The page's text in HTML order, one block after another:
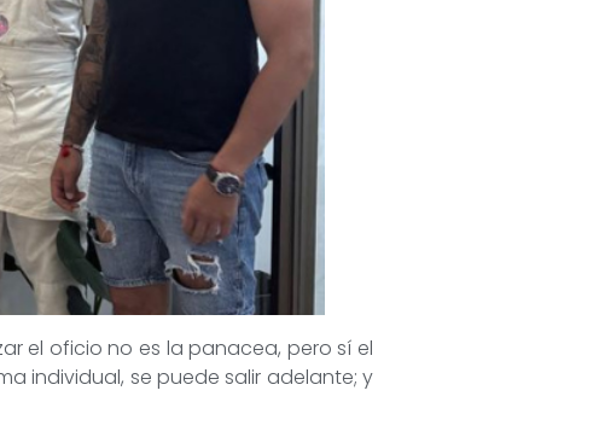
el oficio no es la panacea, pero sí el
individual, se puede salir adelante; y